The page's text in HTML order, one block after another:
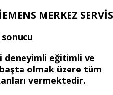
MERKEZ SERVİS
deneyimli eğitimli ve
olmak üzere tüm
vermektedir.